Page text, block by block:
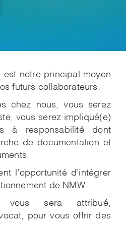
est notre principal moyen
futurs collaborateurs.
chez nous, vous serez
vous serez impliqué(e)
à responsabilité dont
de documentation et
l’opportunité d’intégrer
de NMW.
vous sera attribué,
pour vous offrir des